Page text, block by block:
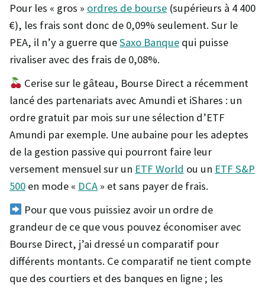
Pour les « gros » ordres de bourse (supérieurs à 4 400
€), les frais sont donc de 0,09% seulement. Sur le
PEA, il n’y a guerre queSaxo Banque qui puisse
rivaliser avec des frais de 0,08%.
Cerise sur le gâteau, Bourse Direct a récemment
lancé des partenariats avec Amundi et iShares : un
ordre gratuit par mois sur une sélection d’ETF
Amundi par exemple. Une aubaine pour les adeptes
de la gestion passive qui pourront faire leur
versement mensuel sur un ETF World ou un ETF S&P
500 en mode « DCA » et sans payer de frais.
Pour que vous puissiez avoir un ordre de
grandeur de ce que vous pouvez économiser avec
Bourse Direct, j’ai dressé un comparatif pour
différents montants. Ce comparatif ne tient compte
que des courtiers et des banques en ligne ; les